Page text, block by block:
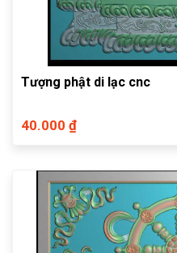
Tượng phật di lạc cnc
40.000 ₫